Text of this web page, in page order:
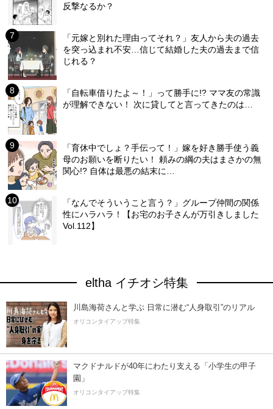
反撃なるか？
「元嫁と別れた理由ってそれ？」友人から夫の過去
を突っ込まれ不安…信じて結婚した夫の過去まで信
じれる？
「自転車借りたよ～！」って勝手に!? ママ友の常識
が理解できない！ 次に貸してと言ってきたのは…
「育休中でしょ？手伝って！」嫁を好き勝手使う義
母のお願いを断りたい！ 頼みの綱の夫はまさかの無
関心!? 自体は最悪の結末に…
「なんでそういうこと言う？」グループ仲間の関係
性にハラハラ！【お宅のお子さんが万引きしました
Vol.112】
eltha イチオシ特集
川島海荷さんと学ぶ 日常に潜む“人身取引”のリアル
オリコンタイアップ特集
マクドナルドが40年にわたり支える「小学生の甲子
園」
オリコンタイアップ特集